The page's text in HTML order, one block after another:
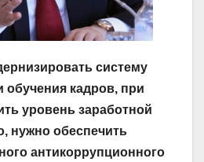
систему
обучения кадров, при
уровень заработной
нужно обеспечить
антикоррупционного